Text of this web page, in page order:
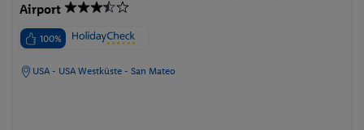
Airport
100%
USA - USA Westküste - San Mateo